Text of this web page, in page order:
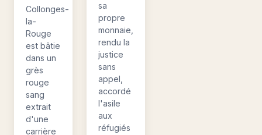
Collonges-
la-
Rouge
est bâtie
dans un
grès
rouge
sang
extrait
d'une
carrière
sa
propre
monnaie,
rendu la
justice
sans
appel,
accordé
l'asile
aux
réfugiés